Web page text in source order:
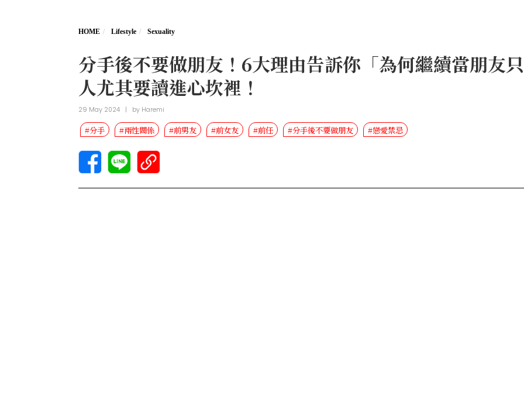
HOME Lifestyle Sexuality
分手後不要做朋友！6大理由告訴你「為何繼續當朋友
人尤其要讀進心坎裡！
29 May 2024 | by Haremi
#分手 #兩性關係 #前男友 #前女友 #前任 #分手後不要做朋友 #戀愛禁忌